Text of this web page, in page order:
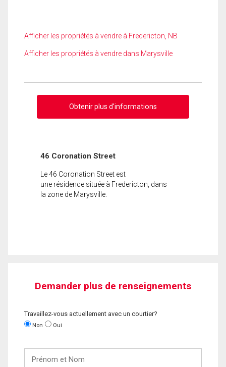
Afficher les propriétés à vendre à Fredericton, NB
Afficher les propriétés à vendre dans Marysville
Obtenir plus d'informations
46 Coronation Street
Le 46 Coronation Street est
une résidence située à Fredericton, dans
la zone de Marysville.
Demander plus de renseignements
Travaillez-vous actuellement avec un courtier?
Non Oui